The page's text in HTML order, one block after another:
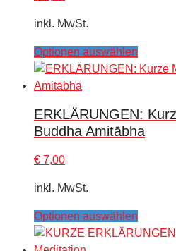
be
chosen
the
product
page
inkl. MwSt.
Optionen auswählen
product
The
on
the
ERKLÄRUNGEN:
Buddha Amitābha
€ 7,00
inkl. MwSt.
Optionen auswählen
product